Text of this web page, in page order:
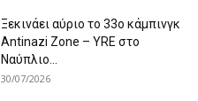
Ξεκινάει αύριο το 33ο κάμπινγκ
Antinazi Zone – YRE στο
Ναύπλιο...
30/07/2026